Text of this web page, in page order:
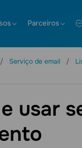
Parceiros
Serviço de email
usar